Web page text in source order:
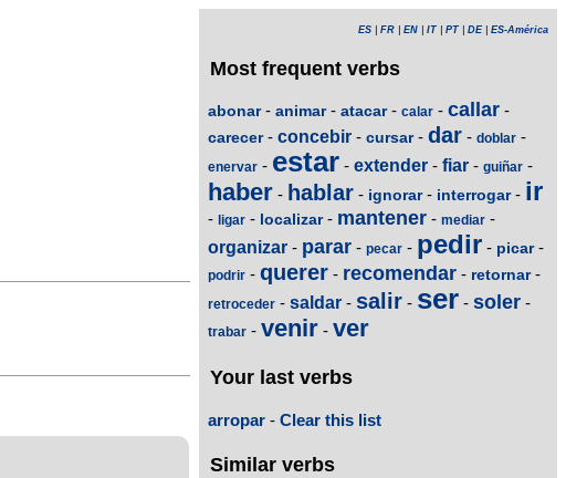
ES FR EN IT PT DE| ES-América
Most frequent verbs
abonar- animar- atacar- calar - callar -
carecer- concebir - cursar- dar - doblar -
enervar - estar - extender - fiar - guiñar -
haber - hablar - ignorar- interrogar- ir
- ligar - localizar- mantener - mediar -
organizar - parar - pecar - pedir - picar-
podrir - querer - recomendar - retornar-
retroceder - saldar - salir - ser - soler -
trabar - venir - ver
Your last verbs
arropar - Clear this list
Similar verbs